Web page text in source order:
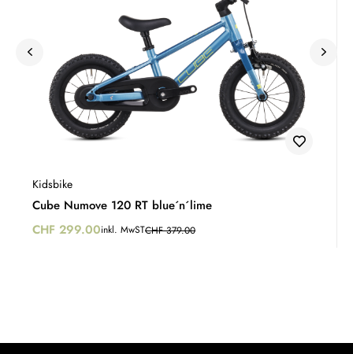
Kidsbike
Cube Numove 120 RT blue´n´lime
CHF379.00
CHF 299.00inkl. MwST